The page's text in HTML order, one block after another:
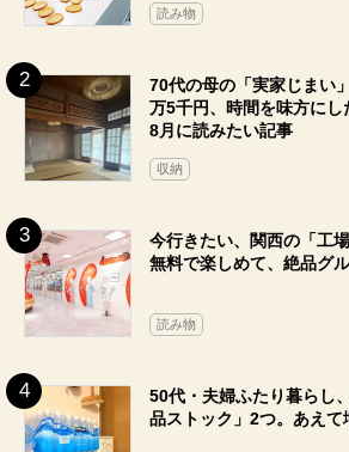
読み物
70代の母の「実家じまい
万5千円、時間を味方にし
8月に読みたい記事
収納
今行きたい、関西の「工
無料で楽しめて、絶品グ
読み物
50代・夫婦ふたり暮らし
品ストック」2つ。あえて